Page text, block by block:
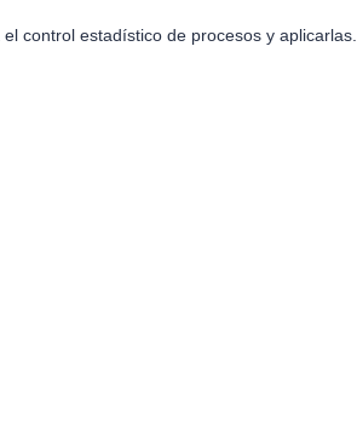
control estadístico de procesos y aplicarlas.